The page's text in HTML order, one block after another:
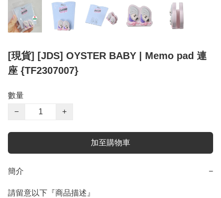
[現貨] [JDS] OYSTER BABY | Memo pad 連
座 {TF2307007}
數量
−
+
加至購物車
簡介 −
請留意以下『商品描述』